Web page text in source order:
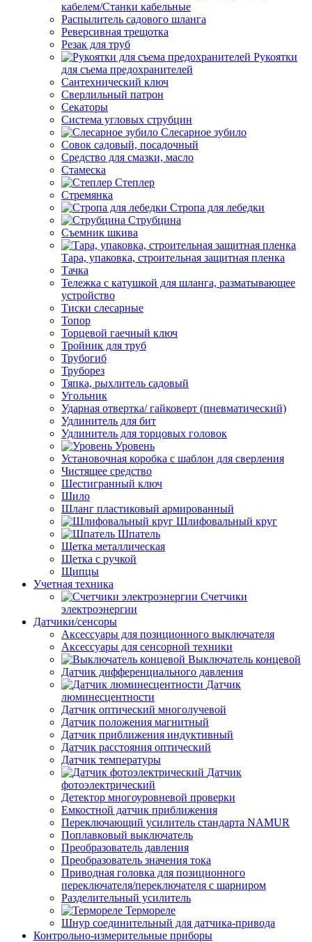
кабелем/Станки кабельные
Распылитель садового шланга
Реверсивная трещотка
Резак для труб
Рукоятки
для съема предохранителей
Сантехнический ключ
Сверлильный патрон
Секаторы
Система угловых струбцин
Слесарное зубило
Совок садовый, посадочный
Средство для смазки, масло
Стамеска
Степлер
Стремянка
Стропа для лебедки
Струбцина
Съемник шкива
Тара, упаковка, строительная защитная пленка
Тачка
Тележка с катушкой для шланга, разматывающее
устройство
Тиски слесарные
Топор
Торцевой гаечный ключ
Тройник для труб
Трубогиб
Труборез
Тяпка, рыхлитель садовый
Угольник
Ударная отвертка/ гайковерт (пневматический)
Удлинитель для бит
Удлинитель для торцовых головок
Уровень
Установочная коробка с шаблон для сверления
Чистящее средство
Шестигранный ключ
Шило
Шланг пластиковый армированный
Шлифовальный круг
Шпатель
Щетка металлическая
Щетка с ручкой
Щипцы
Учетная техника
Счетчики
электроэнергии
Датчики/сенсоры
Аксессуары для позиционного выключателя
Аксессуары для сенсорной техники
Выключатель концевой
Датчик дифференциального давления
Датчик
люминесцентности
Датчик оптический многолучевой
Датчик положения магнитный
Датчик приближения индуктивный
Датчик расстояния оптический
Датчик температуры
Датчик
фотоэлектрический
Детектор многоуровневой проверки
Емкостной датчик приближения
Переключающий усилитель стандарта NAMUR
Поплавковый выключатель
Преобразователь давления
Преобразователь значения тока
Приводная головка для позиционного
переключателя/переключателя с шарниром
Разделительный усилитель
Термореле
Шнур соединительный для датчика-привода
Контрольно-измерительные приборы